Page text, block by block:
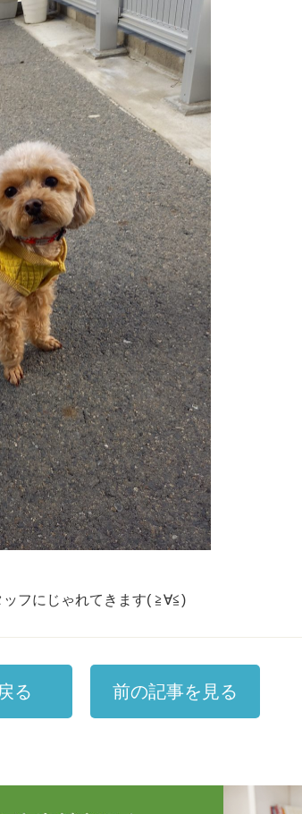
フにじゃれてきます( ≧∀≦)
る 前の記事を見る